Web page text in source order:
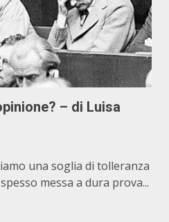
– di Luisa
una soglia di tolleranza
messa a dura prova...